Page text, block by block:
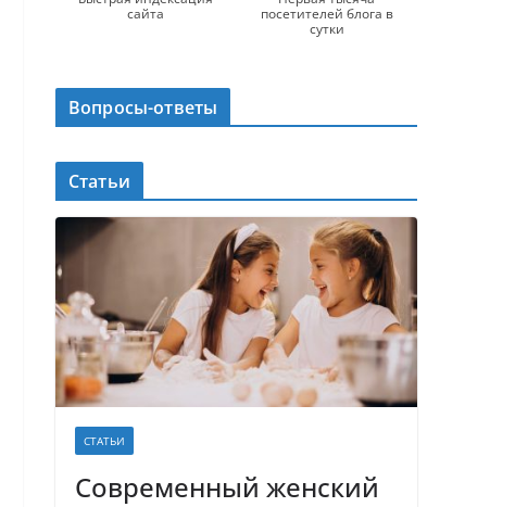
сайта
посетителей блога в
сутки
Вопросы-ответы
Статьи
СТАТЬИ
Современный женский